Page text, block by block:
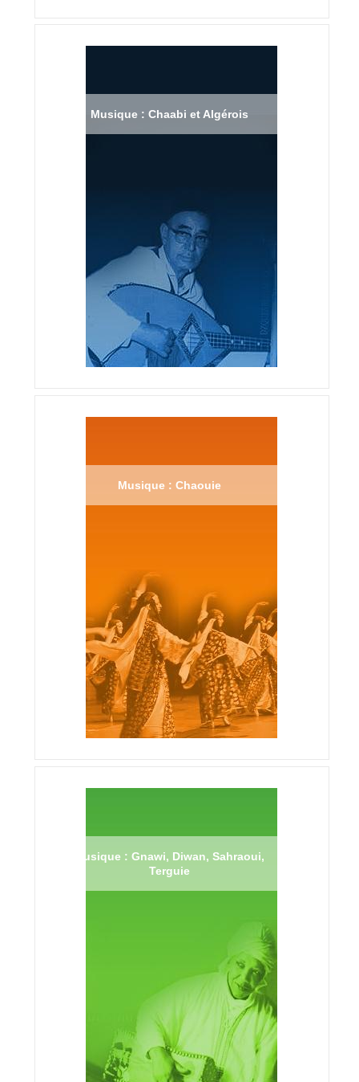
Musique : Chaabi et Algérois
Musique : Chaouie
Musique : Gnawi, Diwan, Sahraoui,
Terguie